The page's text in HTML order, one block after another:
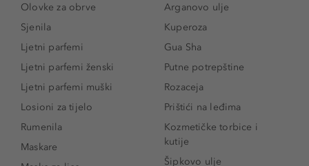
Olovke za obrve
Sjenila
Ljetni parfemi
Ljetni parfemi ženski
Ljetni parfemi muški
Losioni za tijelo
Rumenila
Maskare
Arganovo ulje
Kuperoza
Gua Sha
Putne potrepštine
Rozaceja
Prištići na leđima
Kozmetičke torbice i
kutije
Šipkovo ulje